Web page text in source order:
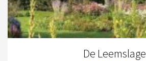
De Leemslage